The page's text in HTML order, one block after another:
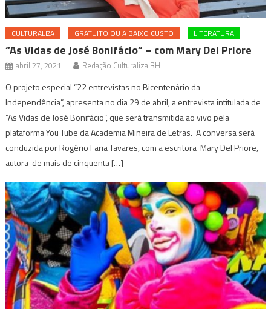
CULTURALIZA GRATUITO OU A BAIXO CUSTO LITERATURA
“As Vidas de José Bonifácio” – com Mary Del Priore
abril 27, 2021 Redação Culturaliza BH
O projeto especial “22 entrevistas no Bicentenário da
Independência”, apresenta no dia 29 de abril, a entrevista intitulada de
“As Vidas de José Bonifácio”, que será transmitida ao vivo pela
plataforma You Tube da Academia Mineira de Letras. A conversa será
conduzida por Rogério Faria Tavares, com a escritora Mary Del Priore,
autora de mais de cinquenta […]